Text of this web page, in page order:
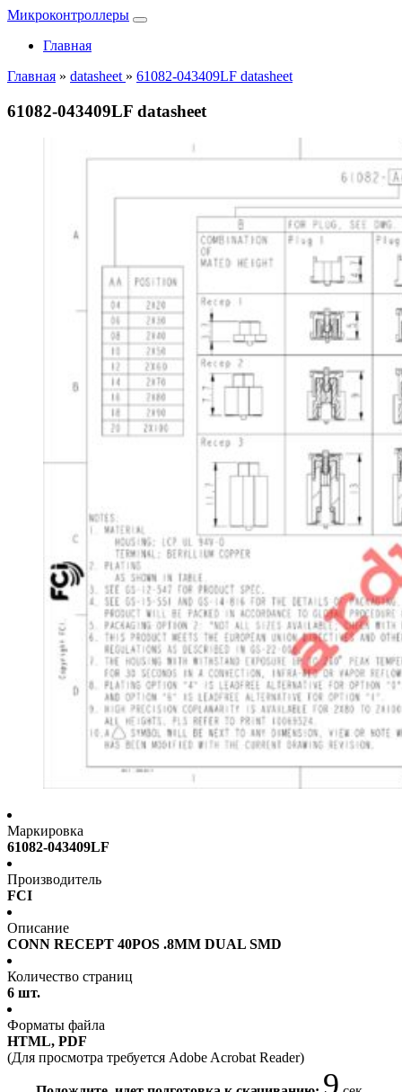
Микроконтроллеры
Главная
Главная » datasheet » 61082-043409LF datasheet
61082-043409LF datasheet
Маркировка
61082-043409LF
Производитель
FCI
Описание
CONN RECEPT 40POS .8MM DUAL SMD
Количество страниц
6 шт.
Форматы файла
HTML, PDF
(Для просмотра требуется Adobe Acrobat Reader)